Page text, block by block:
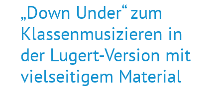
„Down Under“ zum
Klassenmusizieren in
der Lugert-Version mit
vielseitigem Material